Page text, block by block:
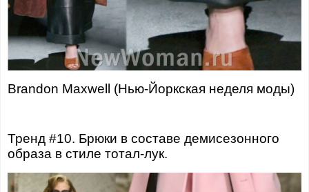
Brandon Maxwell (Нью-Йоркская неделя моды)
Тренд #10. Брюки в составе демисезонного
образа в стиле тотал-лук.